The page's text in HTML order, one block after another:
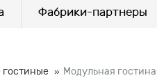
Фабрики-партнеры
гостиные Модульная